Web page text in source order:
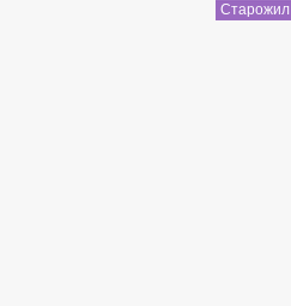
Старожил